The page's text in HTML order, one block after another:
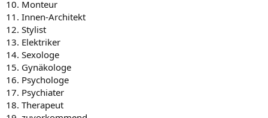
10. Monteur
11. Innen-Architekt
12. Stylist
13. Elektriker
14. Sexologe
15. Gynäkologe
16. Psychologe
17. Psychiater
18. Therapeut